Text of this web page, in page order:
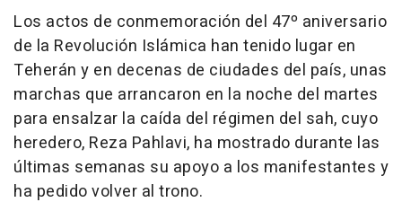
Los actos de conmemoración del 47º aniversario
de la Revolución Islámica han tenido lugar en
Teherán y en decenas de ciudades del país, unas
marchas que arrancaron en la noche del martes
para ensalzar la caída del régimen del sah, cuyo
heredero, Reza Pahlavi, ha mostrado durante las
últimas semanas su apoyo a los manifestantes y
ha pedido volver al trono.